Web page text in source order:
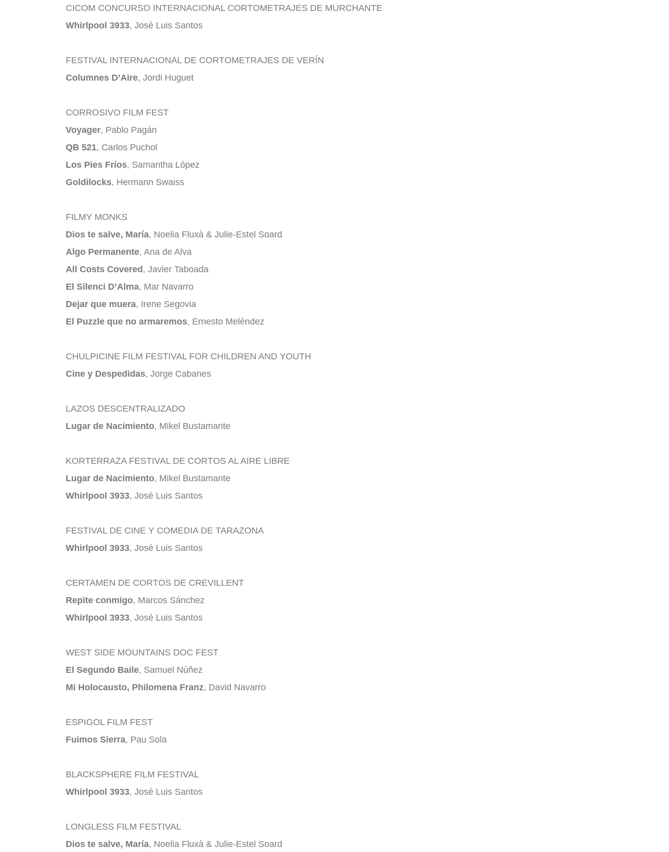
CICOM CONCURSO INTERNACIONAL CORTOMETRAJES DE MURCHANTE
Whirlpool 3933, José Luis Santos
FESTIVAL INTERNACIONAL DE CORTOMETRAJES DE VERÍN
Columnes D’Aire, Jordi Huguet
CORROSIVO FILM FEST
Voyager, Pablo Pagán
QB 521, Carlos Puchol
Los Pies Fríos, Samantha López
Goldilocks, Hermann Swaiss
FILMY MONKS
Dios te salve, María, Noelia Fluxà & Julie-Estel Soard
Algo Permanente, Ana de Alva
All Costs Covered, Javier Taboada
El Silenci D’Alma, Mar Navarro
Dejar que muera, Irene Segovia
El Puzzle que no armaremos, Ernesto Meléndez
CHULPICINE FILM FESTIVAL FOR CHILDREN AND YOUTH
Cine y Despedidas, Jorge Cabanes
LAZOS DESCENTRALIZADO
Lugar de Nacimiento, Mikel Bustamante
KORTERRAZA FESTIVAL DE CORTOS AL AIRE LIBRE
Lugar de Nacimiento, Mikel Bustamante
Whirlpool 3933, José Luis Santos
FESTIVAL DE CINE Y COMEDIA DE TARAZONA
Whirlpool 3933, José Luis Santos
CERTAMEN DE CORTOS DE CREVILLENT
Repite conmigo, Marcos Sánchez
Whirlpool 3933, José Luis Santos
WEST SIDE MOUNTAINS DOC FEST
El Segundo Baile, Samuel Núñez
Mi Holocausto, Philomena Franz, David Navarro
ESPIGOL FILM FEST
Fuimos Sierra, Pau Sola
BLACKSPHERE FILM FESTIVAL
Whirlpool 3933, José Luis Santos
LONGLESS FILM FESTIVAL
Dios te salve, María, Noelia Fluxà & Julie-Estel Soard